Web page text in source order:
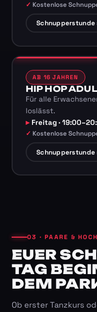
Kostenlose
Schnupperstunde
AB 16 JAHREN
HIP HOP
Für alle
loslässt.
Freitag ·
Kostenlose
Schnupperstunde
03 · PAARE &
EUER
TAG
DEM
Ob erster Tanzkurs